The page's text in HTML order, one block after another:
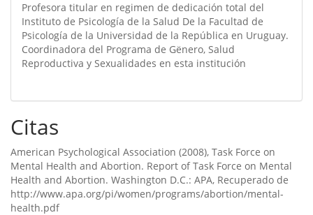
Profesora titular en regimen de dedicación total del
Instituto de Psicología de la Salud De la Facultad de
Psicología de la Universidad de la República en Uruguay.
Coordinadora del Programa de Gënero, Salud
Reproductiva y Sexualidades en esta institución
Citas
American Psychological Association (2008), Task Force on
Mental Health and Abortion. Report of Task Force on Mental
Health and Abortion. Washington D.C.: APA, Recuperado de
http://www.apa.org/pi/women/programs/abortion/mental-
health.pdf